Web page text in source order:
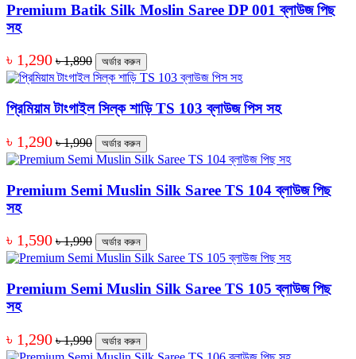
Premium Batik Silk Moslin Saree DP 001 ব্লাউজ পিছ
সহ
৳ 1,290 ৳ 1,890 অর্ডার করুন
প্রিমিয়াম টাংগাইল সিল্ক শাড়ি TS 103 ব্লাউজ পিস সহ
৳ 1,290 ৳ 1,990 অর্ডার করুন
Premium Semi Muslin Silk Saree TS 104 ব্লাউজ পিছ
সহ
৳ 1,590 ৳ 1,990 অর্ডার করুন
Premium Semi Muslin Silk Saree TS 105 ব্লাউজ পিছ
সহ
৳ 1,290 ৳ 1,990 অর্ডার করুন